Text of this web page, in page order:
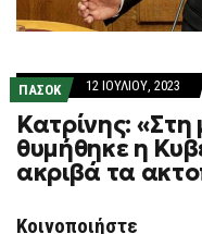
ΠΑΣΟΚ 12 ΙΟΥΛΊΟΥ, 2023
Κατρίνης:
θυμήθηκε η
ακριβά τα
Κοινοποιήστε